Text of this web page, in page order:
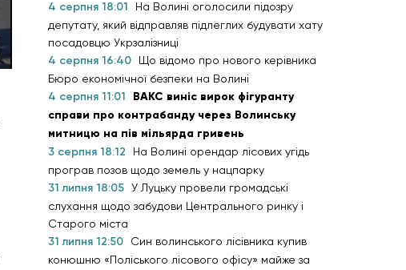
4 серпня 18:01
На Волині оголосили підозру
депутату, який відправляв підлеглих будувати хату
посадовцю Укрзалізниці
4 серпня 16:40
Що відомо про нового керівника
Бюро економічної безпеки на Волині
4 серпня 11:01
ВАКС виніс вирок фігуранту
справи про контрабанду через Волинську
митницю на пів мільярда гривень
3 серпня 18:12
На Волині орендар лісових угідь
програв позов щодо земель у нацпарку
31 липня 18:05 У Луцьку провели громадські
слухання щодо забудови Центрального ринку і
Старого міста
31 липня 12:50
Син волинського лісівника купив
конюшню «Поліського лісового офісу» майже за